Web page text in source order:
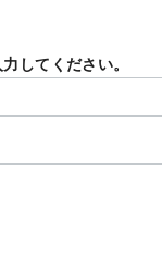
してください。